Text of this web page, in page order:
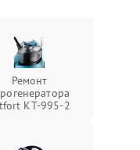
Ремонт
КТ-995-2